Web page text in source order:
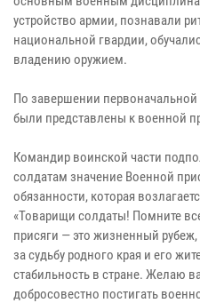
устройство армии, познавали
национальной гвардии,
владению оружием.
По завершении
были представлены к военной
Командир воинской части
солдатам значение Военной
обязанности, которая
«Товарищи солдаты! Помните
присяги — это жизненный
за судьбу родного края и его
стабильность в стране. Желаю
добросовестно постигать